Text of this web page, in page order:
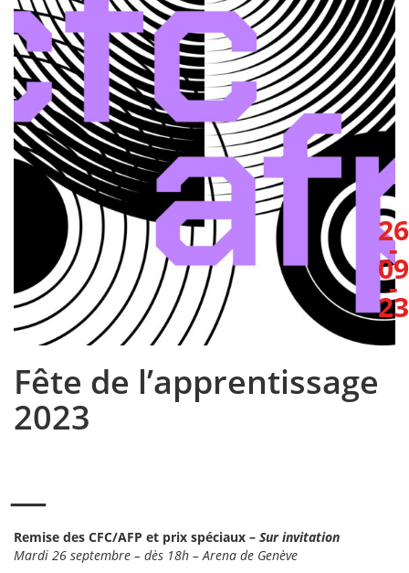
26
-
09
-
23
Fête de l’apprentissage
2023
Remise des CFC/AFP et prix spéciaux – Sur invitation
Mardi 26 septembre – dès 18h – Arena de Genève